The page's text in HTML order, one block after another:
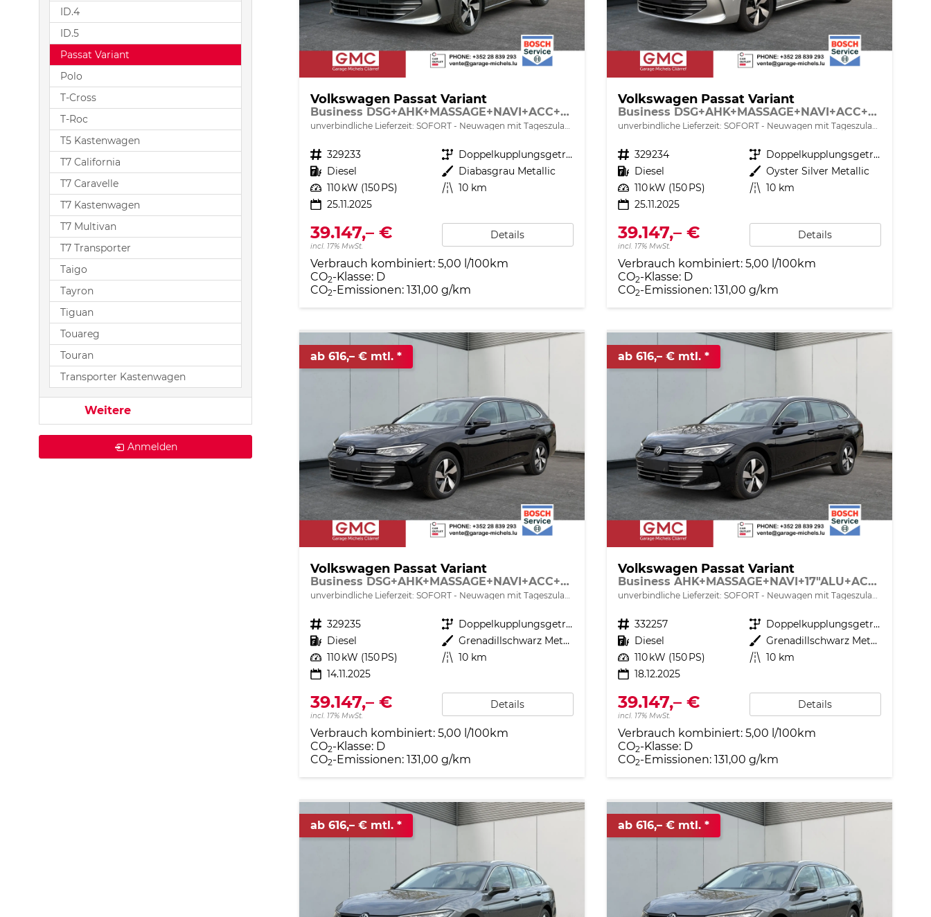
Volkswagen Passat Variant
Business DSG+AHK+MASSAGE+NAVI+ACC+KAMERA+LED+17" ALU
unverbindliche Lieferzeit: SOFORT Neuwagen mit Tageszulassung
Fahrzeugnr. 329233 Getriebe
Doppelkupplungsgetriebe (DSG)
Kraftstoff Diesel Außenfarbe Diabasgrau Metallic
Leistung 110 kW (150 PS) Kilometerstand 10 km
25.11.2025
39.147,– €
incl. 17% MwSt.
Details
Verbrauch kombiniert: 5,00 l/100km
CO2-Klasse: D
CO2-Emissionen: 131,00 g/km
Volkswagen Passat Variant
Business DSG+AHK+MASSAGE+NAVI+ACC+KAMERA+LED+17" ALU
unverbindliche Lieferzeit: SOFORT Neuwagen mit Tageszulassung
Fahrzeugnr. 329234 Getriebe
Doppelkupplungsgetriebe (DSG)
Kraftstoff Diesel Außenfarbe Oyster Silver Metallic
Leistung 110 kW (150 PS) Kilometerstand 10 km
25.11.2025
39.147,– €
incl. 17% MwSt.
Details
Verbrauch kombiniert: 5,00 l/100km
CO2-Klasse: D
CO2-Emissionen: 131,00 g/km
ab 616,– € mtl.
Volkswagen Passat Variant
Business DSG+AHK+MASSAGE+NAVI+ACC+KAMERA+LED+17" ALU
unverbindliche Lieferzeit: SOFORT Neuwagen mit Tageszulassung
Fahrzeugnr. 329235 Getriebe
Doppelkupplungsgetriebe (DSG)
Kraftstoff Diesel Außenfarbe
Grenadillschwarz Metallic
Leistung 110 kW (150 PS) Kilometerstand 10 km
14.11.2025
39.147,– €
incl. 17% MwSt.
Details
Verbrauch kombiniert: 5,00 l/100km
CO2-Klasse: D
CO2-Emissionen: 131,00 g/km
ab 616,– € mtl.
Volkswagen Passat Variant
Business AHK+MASSAGE+NAVI+17"ALU+ACC+KAMERA+LED
unverbindliche Lieferzeit: SOFORT Neuwagen mit Tageszulassung
Fahrzeugnr. 332257 Getriebe
Doppelkupplungsgetriebe (DSG)
Kraftstoff Diesel Außenfarbe
Grenadillschwarz Metallic
Leistung 110 kW (150 PS) Kilometerstand 10 km
18.12.2025
39.147,– €
incl. 17% MwSt.
Details
Verbrauch kombiniert: 5,00 l/100km
CO2-Klasse: D
CO2-Emissionen: 131,00 g/km
ab 616,– € mtl. ab 616,– € mtl.
ID.4
ID.5
Passat Variant
Polo
T-Cross
T-Roc
T5 Kastenwagen
T7 California
T7 Caravelle
T7 Kastenwagen
T7 Multivan
T7 Transporter
Taigo
Tayron
Tiguan
Touareg
Touran
Transporter Kastenwagen
Weitere
Anmelden